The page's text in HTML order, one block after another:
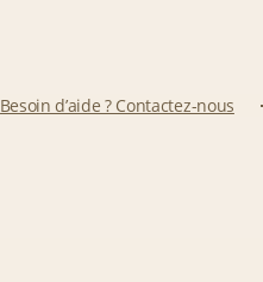
Besoin d’aide ? Contactez-nous